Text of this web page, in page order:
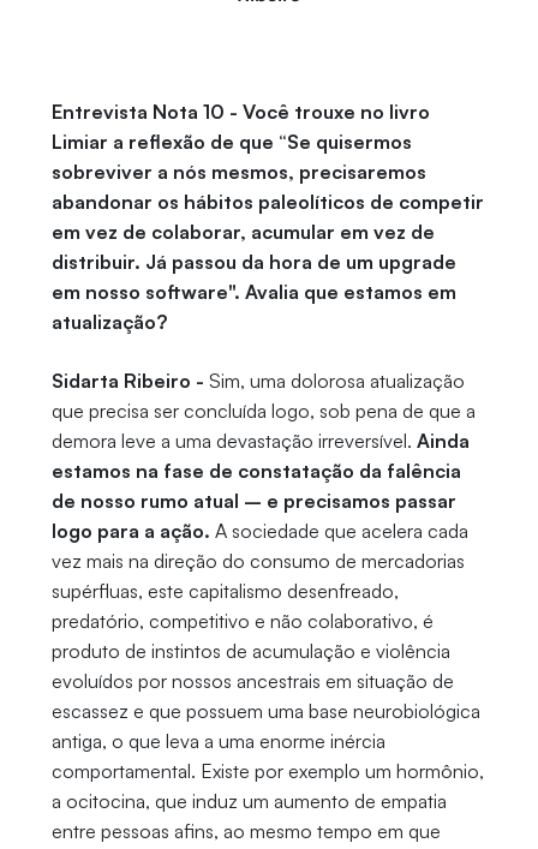
Entrevista Nota 10 - Você trouxe no livro
Limiar a reflexão de que “Se quisermos
sobreviver a nós mesmos, precisaremos
abandonar os hábitos paleolíticos de competir
em vez de colaborar, acumular em vez de
distribuir. Já passou da hora de um upgrade
em nosso software". Avalia que estamos em
atualização?
Sidarta Ribeiro - Sim, uma dolorosa atualização
que precisa ser concluída logo, sob pena de que a
demora leve a uma devastação irreversível. Ainda
estamos na fase de constatação da falência
de nosso rumo atual – e precisamos passar
logo para a ação. A sociedade que acelera cada
vez mais na direção do consumo de mercadorias
supérfluas, este capitalismo desenfreado,
predatório, competitivo e não colaborativo, é
produto de instintos de acumulação e violência
evoluídos por nossos ancestrais em situação de
escassez e que possuem uma base neurobiológica
antiga, o que leva a uma enorme inércia
comportamental. Existe por exemplo um hormônio,
a ocitocina, que induz um aumento de empatia
entre pessoas afins, ao mesmo tempo em que